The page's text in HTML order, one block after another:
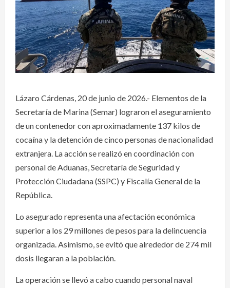
Lázaro Cárdenas, 20 de junio de 2026.- Elementos de la
Secretaría de Marina (Semar) lograron el aseguramiento
de un contenedor con aproximadamente 137 kilos de
cocaína y la detención de cinco personas de nacionalidad
extranjera. La acción se realizó en coordinación con
personal de Aduanas, Secretaría de Seguridad y
Protección Ciudadana (SSPC) y Fiscalía General de la
República.
Lo asegurado representa una afectación económica
superior a los 29 millones de pesos para la delincuencia
organizada. Asimismo, se evitó que alrededor de 274 mil
dosis llegaran a la población.
La operación se llevó a cabo cuando personal naval